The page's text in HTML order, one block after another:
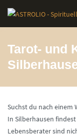
Tarot- und
Suchst du nach einem
In Silberhausen
Lebensberater sind